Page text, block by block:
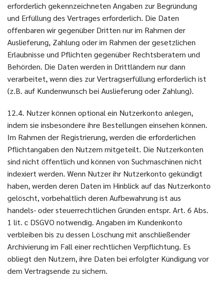
erforderlich gekennzeichneten Angaben zur Begründung
und Erfüllung des Vertrages erforderlich. Die Daten
offenbaren wir gegenüber Dritten nur im Rahmen der
Auslieferung, Zahlung oder im Rahmen der gesetzlichen
Erlaubnisse und Pflichten gegenüber Rechtsberatern und
Behörden. Die Daten werden in Drittländern nur dann
verarbeitet, wenn dies zur Vertragserfüllung erforderlich ist
(z.B. auf Kundenwunsch bei Auslieferung oder Zahlung).
12.4. Nutzer können optional ein Nutzerkonto anlegen,
indem sie insbesondere ihre Bestellungen einsehen können.
Im Rahmen der Registrierung, werden die erforderlichen
Pflichtangaben den Nutzern mitgeteilt. Die Nutzerkonten
sind nicht öffentlich und können von Suchmaschinen nicht
indexiert werden. Wenn Nutzer ihr Nutzerkonto gekündigt
haben, werden deren Daten im Hinblick auf das Nutzerkonto
gelöscht, vorbehaltlich deren Aufbewahrung ist aus
handels- oder steuerrechtlichen Gründen entspr. Art. 6 Abs.
1 lit. c DSGVO notwendig. Angaben im Kundenkonto
verbleiben bis zu dessen Löschung mit anschließender
Archivierung im Fall einer rechtlichen Verpflichtung. Es
obliegt den Nutzern, ihre Daten bei erfolgter Kündigung vor
dem Vertragsende zu sichern.